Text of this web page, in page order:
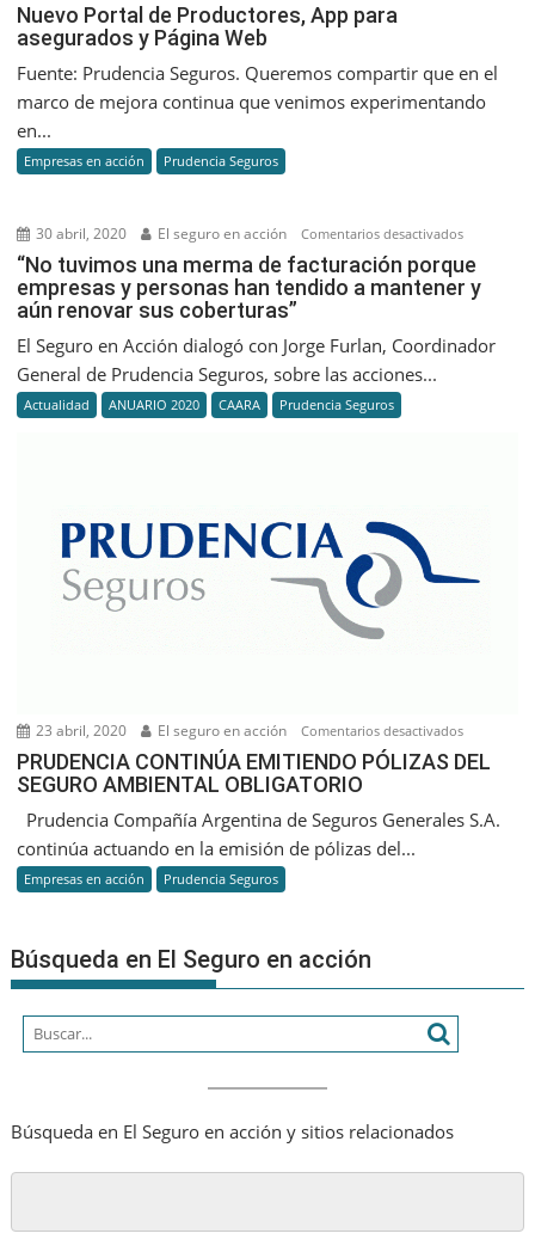
App
Web
Nuevo Portal de Productores, App para
asegurados y Página Web
Fuente: Prudencia Seguros. Queremos compartir que en el
marco de mejora continua que venimos experimentando
en...
Empresas en acción Prudencia Seguros
30 abril, 2020 El seguro en acción Comentarios desactivadosen
“No
tuvimos
merma
a
coberturas”
“No tuvimos una merma de facturación porque
empresas y personas han tendido a mantener y
aún renovar sus coberturas”
El Seguro en Acción dialogó con Jorge Furlan, Coordinador
General de Prudencia Seguros, sobre las acciones...
Actualidad ANUARIO 2020 CAARA Prudencia Seguros
23 abril, 2020 El seguro en acción Comentarios desactivadosen
PRUDENCIA
PRUDENCIA CONTINÚA EMITIENDO PÓLIZAS DEL
SEGURO AMBIENTAL OBLIGATORIO
Prudencia Compañía Argentina de Seguros Generales S.A.
continúa actuando en la emisión de pólizas del...
Empresas en acción Prudencia Seguros
Búsqueda en El Seguro en acción
Búsqueda en El Seguro en acción y sitios relacionados